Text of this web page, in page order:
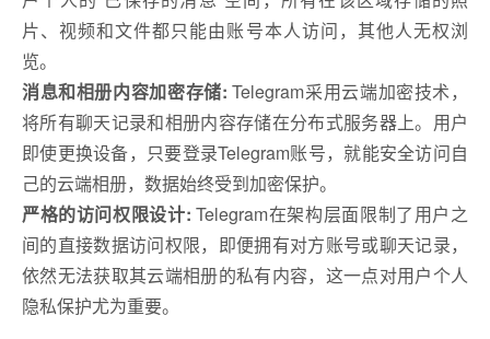
片、视频和文件都只能由账号本人访问，其他人无权浏
览。
消息和相册内容加密存储: Telegram采用云端加密技术，
将所有聊天记录和相册内容存储在分布式服务器上。用户
即使更换设备，只要登录Telegram账号，就能安全访问自
己的云端相册，数据始终受到加密保护。
严格的访问权限设计: Telegram在架构层面限制了用户之
间的直接数据访问权限，即便拥有对方账号或聊天记录，
依然无法获取其云端相册的私有内容，这一点对用户个人
隐私保护尤为重要。